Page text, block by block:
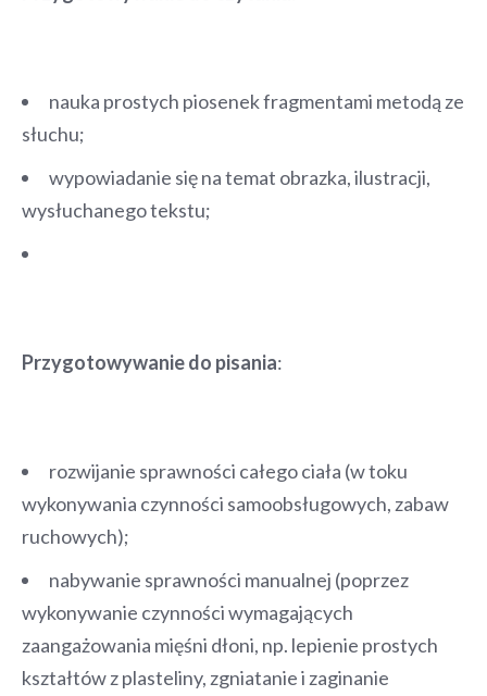
nauka prostych piosenek fragmentami metodą ze
słuchu;
wypowiadanie się na temat obrazka, ilustracji,
wysłuchanego tekstu;
Przygotowywanie do pisania:
rozwijanie sprawności całego ciała (w toku
wykonywania czynności samoobsługowych, zabaw
ruchowych);
nabywanie sprawności manualnej (poprzez
wykonywanie czynności wymagających
zaangażowania mięśni dłoni, np. lepienie prostych
kształtów z plasteliny, zgniatanie i zaginanie